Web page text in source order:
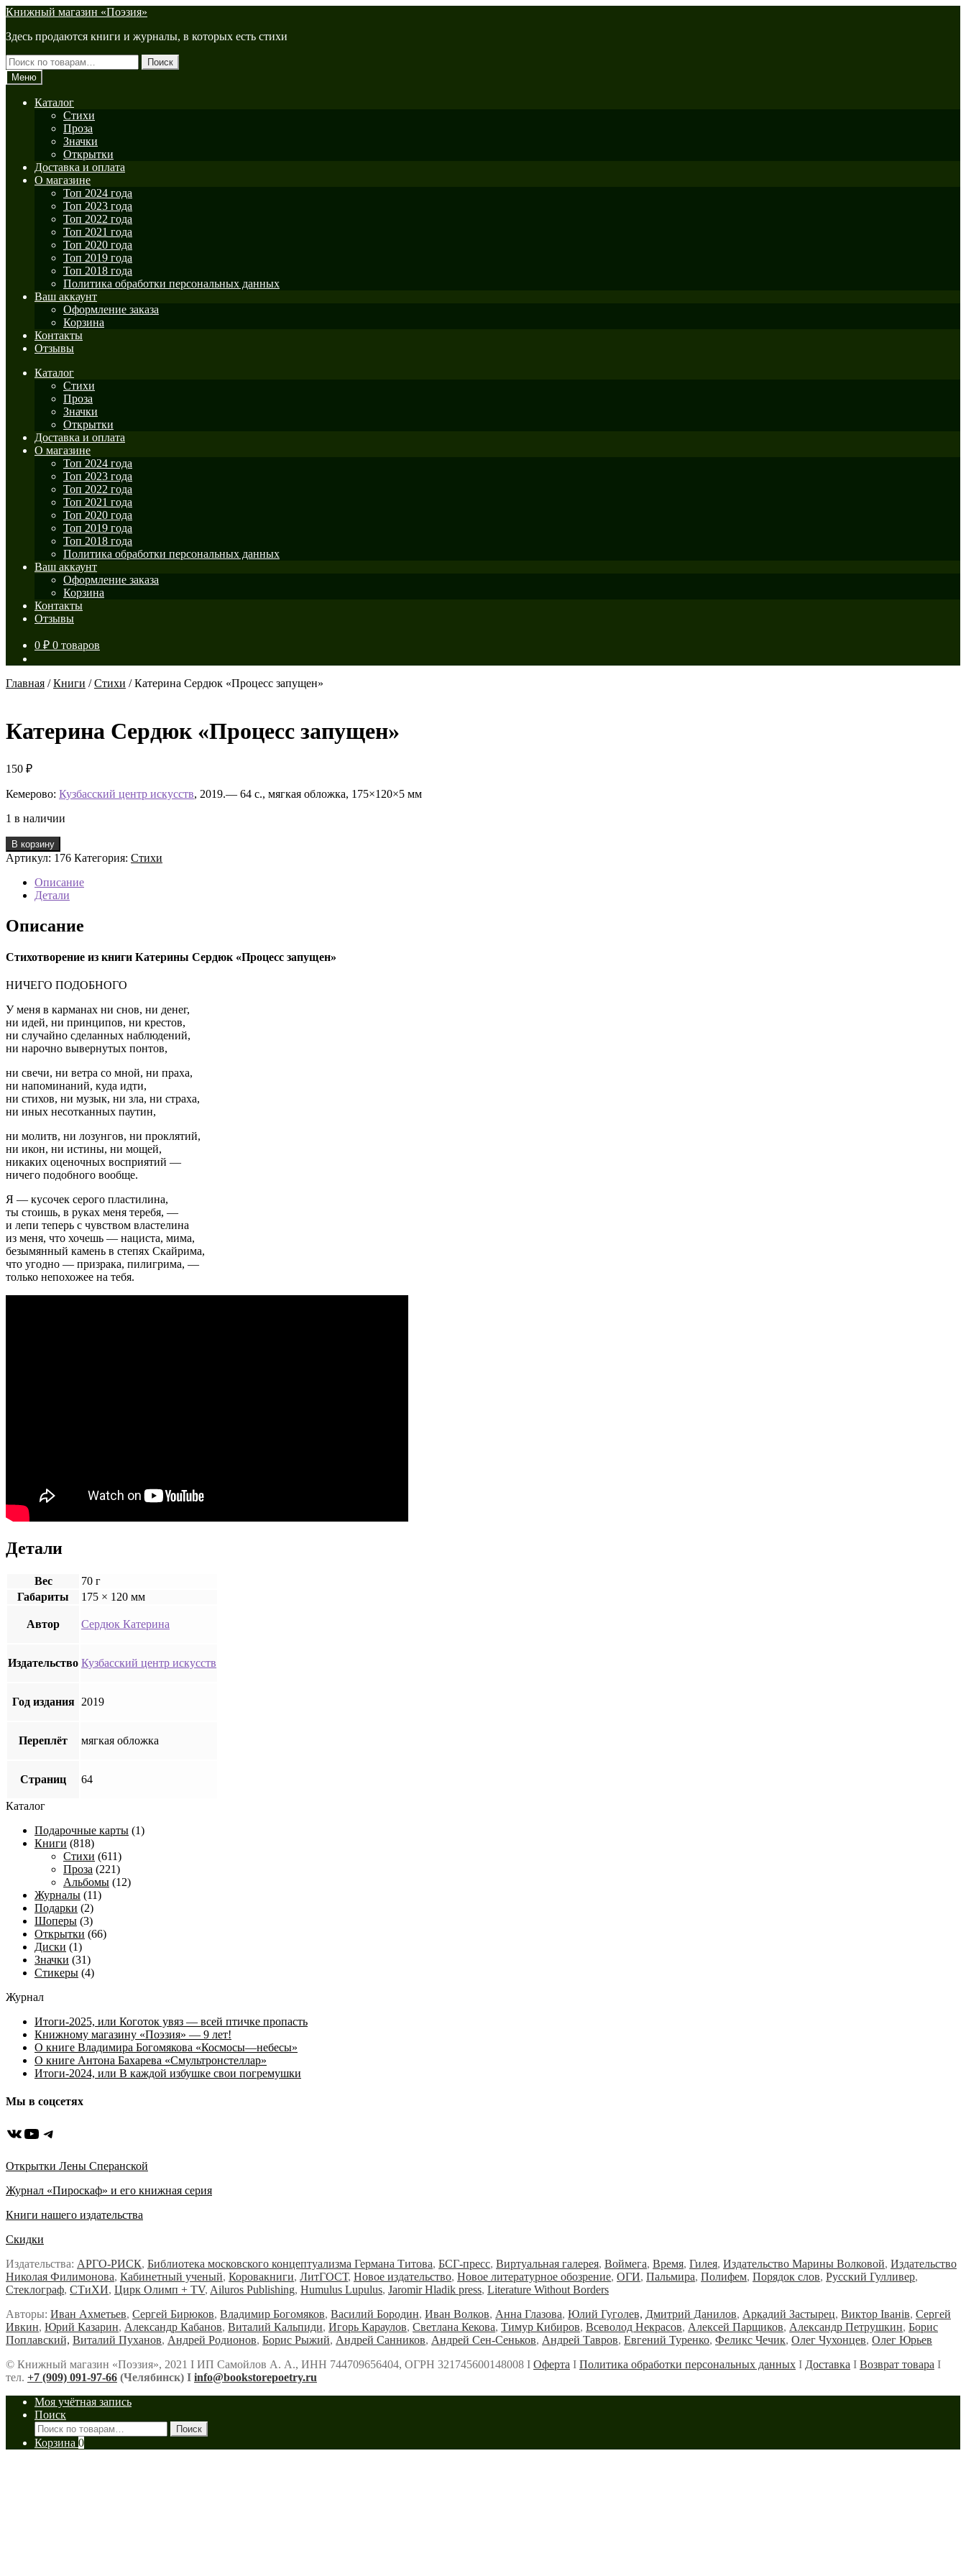
Перейти
навигации
Перейти
содержимому
Книжный магазин «Поэзия»
Здесь продаются книги и журналы, в которых есть стихи
Искать:
Поиск
Меню
Каталог
Стихи
Проза
Значки
Открытки
Доставка и оплата
О магазине
Топ 2024 года
Топ 2023 года
Топ 2022 года
Топ 2021 года
Топ 2020 года
Топ 2019 года
Топ 2018 года
Политика обработки персональных данных
Ваш аккаунт
Оформление заказа
Корзина
Контакты
Отзывы
Каталог
Стихи
Проза
Значки
Открытки
Доставка и оплата
О магазине
Топ 2024 года
Топ 2023 года
Топ 2022 года
Топ 2021 года
Топ 2020 года
Топ 2019 года
Топ 2018 года
Политика обработки персональных данных
Ваш аккаунт
Оформление заказа
Корзина
Контакты
Отзывы
0 ₽ 0 товаров
Главная /Книги /Стихи /Катерина Сердюк «Процесс запущен»
Катерина Сердюк «Процесс запущен»
150 ₽
Кемерово: Кузбасский центр искусств, 2019.— 64 с., мягкая обложка, 175×120×5 мм
1 в наличии
Количество
товара
Катерина
Сердюк
«Процесс
В корзину
Артикул: 176 Категория: Стихи
Описание
Детали
Описание
Стихотворение из книги Катерины Сердюк «Процесс запущен»
НИЧЕГО ПОДОБНОГО
У меня в карманах ни снов, ни денег,
ни идей, ни принципов, ни крестов,
ни случайно сделанных наблюдений,
ни нарочно вывернутых понтов,
ни свечи, ни ветра со мной, ни праха,
ни напоминаний, куда идти,
ни стихов, ни музык, ни зла, ни страха,
ни иных несотканных паутин,
ни молитв, ни лозунгов, ни проклятий,
ни икон, ни истины, ни мощей,
никаких оценочных восприятий —
ничего подобного вообще.
Я — кусочек серого пластилина,
ты стоишь, в руках меня теребя, —
и лепи теперь с чувством властелина
из меня, что хочешь — нациста, мима,
безымянный камень в степях Скайрима,
что угодно — призрака, пилигрима, —
только непохожее на тебя.
Детали
Вес
70 г
Габариты
175 × 120 мм
Автор Сердюк Катерина
Издательство Кузбасский центр искусств
Год издания 2019
Переплёт мягкая обложка
Страниц 64
Каталог
Подарочные карты (1)
Книги (818)
Стихи (611)
Проза (221)
Альбомы (12)
Журналы (11)
Подарки (2)
Шоперы (3)
Открытки (66)
Диски (1)
Значки (31)
Стикеры (4)
Журнал
Итоги-2025, или Коготок увяз — всей птичке пропасть
Книжному магазину «Поэзия» — 9 лет!
О книге Владимира Богомякова «Космосы—небесы»
О книге Антона Бахарева «Смультронстеллар»
Итоги-2024, или В каждой избушке свои погремушки
Мы в соцсетях
ВКонтакте
YouTube
Telegram
Открытки Лены Сперанской
Журнал «Пироскаф» и его книжная серия
Книги нашего издательства
Скидки
Издательства: АРГО-РИСК, Библиотека московского концептуализма Германа Титова, БСГ-пресс, Виртуальная галерея, Воймега, Время, Гилея, Издательство Марины Волковой, Издательство
Николая Филимонова, Кабинетный ученый, Коровакниги, ЛитГОСТ, Новое издательство, Новое литературное обозрение, ОГИ, Пальмира, Полифем, Порядок слов, Русский Гулливер,
Стеклограф, СТиХИ, Цирк Олимп + TV, Ailuros Publishing, Humulus Lupulus, Jaromir Hladik press, Literature Without Borders
Авторы: Иван Ахметьев, Сергей Бирюков, Владимир Богомяков, Василий Бородин, Иван Волков, Анна Глазова, Юлий Гуголев, Дмитрий Данилов, Аркадий Застырец, Виктор Iванiв, Сергей
Ивкин, Юрий Казарин, Александр Кабанов, Виталий Кальпиди, Игорь Караулов, Светлана Кекова, Тимур Кибиров, Всеволод Некрасов, Алексей Парщиков, Александр Петрушкин, Борис
Поплавский, Виталий Пуханов, Андрей Родионов, Борис Рыжий, Андрей Санников, Андрей Сен-Сеньков, Андрей Тавров, Евгений Туренко, Феликс Чечик, Олег Чухонцев, Олег Юрьев
© Книжный магазин «Поэзия», 2021 Ι ИП Самойлов А. А., ИНН 744709656404, ОГРН 321745600148008 Ι Оферта Ι Политика обработки персональных данных Ι Доставка Ι Возврат товара Ι
тел. +7 (909) 091-97-66 (Челябинск) Ι info@bookstorepoetry.ru
Моя учётная запись
Поиск
Искать:
Поиск
Корзина 0